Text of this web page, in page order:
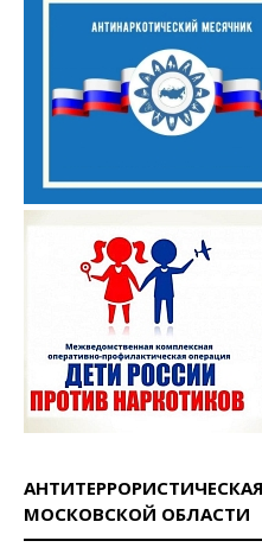
МОСКОВСКОЙ ОБЛАСТИ